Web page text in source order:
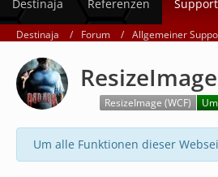
Destinaja Referenzen Support
Destinaja Forum Allgemeiner
ResizeImage (WCF)
Um alle Funktionen dieser